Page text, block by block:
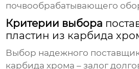
почвообрабатывающего
Критерии выбора
пластин из карбида
Выбор надежного
карбида хрома – залог